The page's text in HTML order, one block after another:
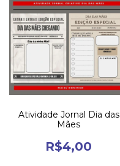
Atividade Jornal Dia das
Mães
R$4,00